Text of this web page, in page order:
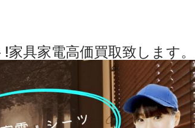
具家電高価買取致します。